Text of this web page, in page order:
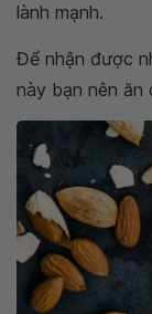
lành mạnh.
Để nhận được
này bạn nên ăn